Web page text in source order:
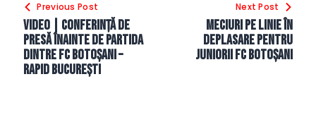
în
articole
Previous Post
VIDEO | Conferință de
presă înainte de partida
dintre FC Botoșani –
Rapid București
Next Post
Meciuri pe linie în
deplasare pentru
juniorii FC Botoșani